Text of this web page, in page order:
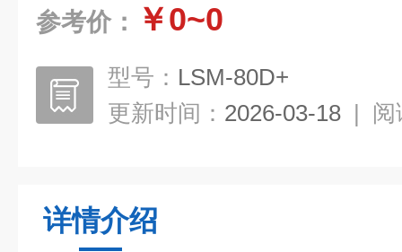
参考价： ￥0~0
型号： LSM-80D+
更新时间： 2026-03-18 | 阅
详情介绍